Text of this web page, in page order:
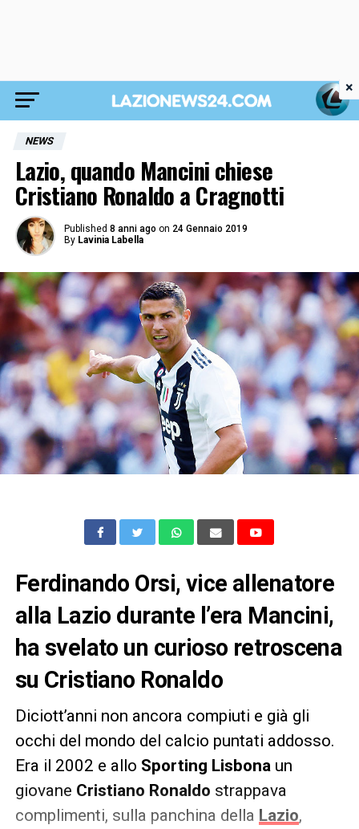
NEWS
Lazio, quando Mancini chiese
Cristiano Ronaldo a Cragnotti
Published 8 anni ago on 24 Gennaio 2019
By Lavinia Labella
Ferdinando Orsi, vice allenatore
alla Lazio durante l’era Mancini,
ha svelato un curioso retroscena
su Cristiano Ronaldo
Diciott’anni non ancora compiuti e già gli
occhi del mondo del calcio puntati addosso.
Era il 2002 e allo Sporting Lisbona un
giovane Cristiano Ronaldo strappava
complimenti, sulla panchina della Lazio,
×